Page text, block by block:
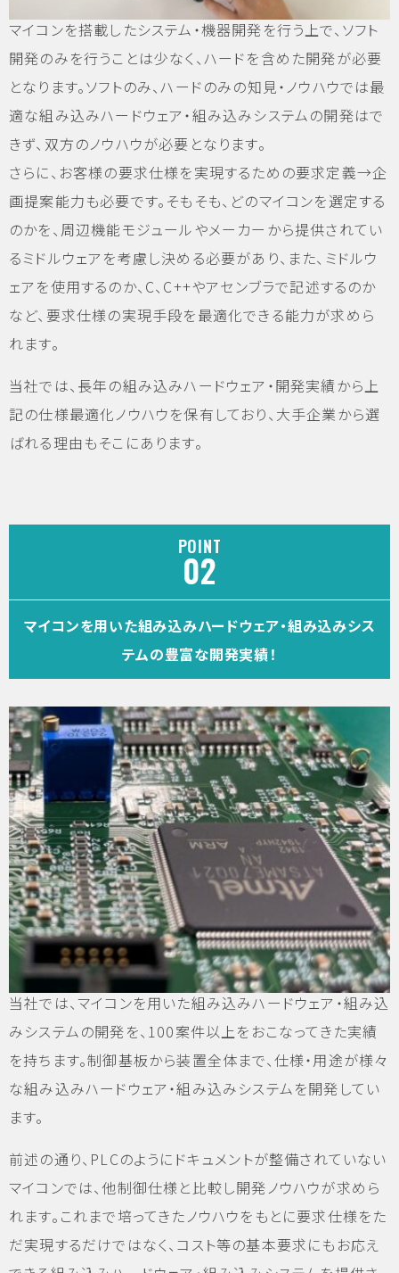
マイコンを搭載したシステム・機器開発を行う上で、ソフト
開発のみを行うことは少なく、ハードを含めた開発が必要
となります。ソフトのみ、ハードのみの知見・ノウハウでは最
適な組み込みハードウェア・組み込みシステムの開発はで
きず、双方のノウハウが必要となります。
さらに、お客様の要求仕様を実現するための要求定義→企
画提案能力も必要です。そもそも、どのマイコンを選定する
のかを、周辺機能モジュールやメーカーから提供されてい
るミドルウェアを考慮し決める必要があり、また、ミドルウ
ェアを使用するのか、C、C++やアセンブラで記述するのか
など、要求仕様の実現手段を最適化できる能力が求めら
れます。
当社では、長年の組み込みハードウェア・開発実績から上
記の仕様最適化ノウハウを保有しており、大手企業から選
ばれる理由もそこにあります。
POINT
マイコンを用いた組み込みハードウェア・組み込みシス
テムの豊富な開発実績！
当社では、マイコンを用いた組み込みハードウェア・組み込
みシステムの開発を、100案件以上をおこなってきた実績
を持ちます。制御基板から装置全体まで、仕様・用途が様々
な組み込みハードウェア・組み込みシステムを開発してい
ます。
前述の通り、PLCのようにドキュメントが整備されていない
マイコンでは、他制御仕様と比較し開発ノウハウが求めら
れます。これまで培ってきたノウハウをもとに要求仕様をた
だ実現するだけではなく、コスト等の基本要求にもお応え